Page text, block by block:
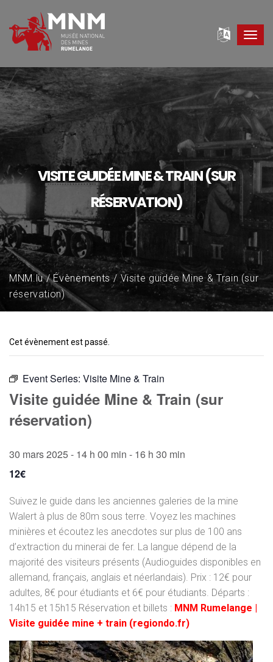
VISITE GUIDÉE MINE & TRAIN (SUR
RÉSERVATION)
MNM.lu Évènements
Visite guidée Mine & Train (sur
réservation)
Cet évènement est passé.
Event Series: Visite Mine & Train
Visite guidée Mine & Train (sur
réservation)
30 mars 2025 - 14 h 00 min - 16 h 30 min
12€
Suivez le guide dans les anciennes galeries de la mine
Walert à plus de 80m sous terre. Voyez les machines
minières et écoutez les anecdotes sur plus de 100 ans
d’extraction du minerai de fer. La langue dépend de la
majorité des visiteurs présents (Audioguides disponibles en
allemand, français, anglais et néerlandais). Prix : 12€ pour
adultes, 8€ pour étudiants et 6€ pour étudiants. Départs :
14h15 et 15h15 Réservation et billets : MNM Rumelange |
Visite guidée mine + train (regiondo.fr)